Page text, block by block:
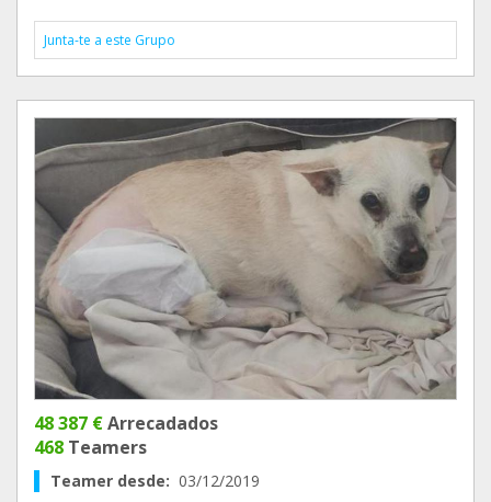
Junta-te a este Grupo
48 387 €Arrecadados
468 Teamers
Teamer desde: 03/12/2019